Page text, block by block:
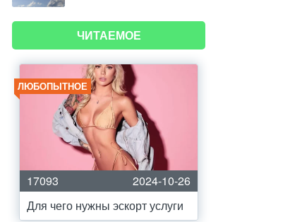
ЧИТАЕМОЕ
ЛЮБОПЫТНОЕ
17093
2024-10-26
Для чего нужны эскорт услуги